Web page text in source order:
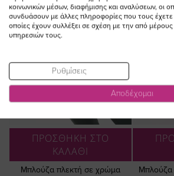
ΠΡΟΣΘΗΚΗ ΣΤΟ
ΚΑΛΑΘΙ
Μπλούζα πλεκτή σε χρώμα
Μπλούζα
κοινωνικών μέσων, διαφήμισης και αναλύσεων, οι
συνδυάσουν με άλλες πληροφορίες που τους
οποίες έχουν συλλέξει σε σχέση με την από
υπηρεσιών τους.
Ρυθμίσεις
Αποδέχομαι